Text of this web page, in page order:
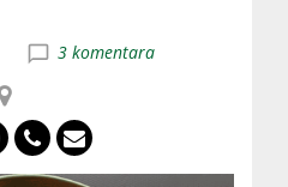
3 komentara